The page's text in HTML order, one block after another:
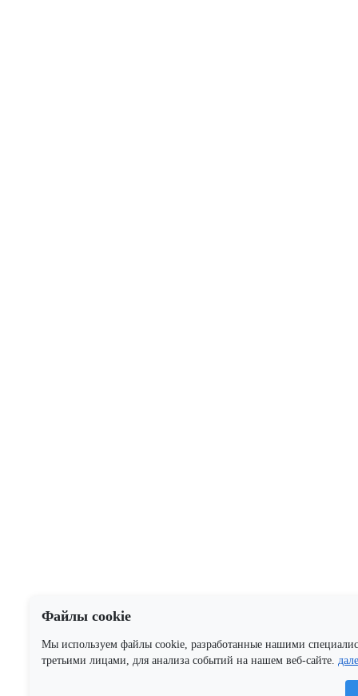
Файлы cookie
Мы используем файлы cookie, разработанные нашими
третьими лицами, для анализа событий на нашем веб-сайте.